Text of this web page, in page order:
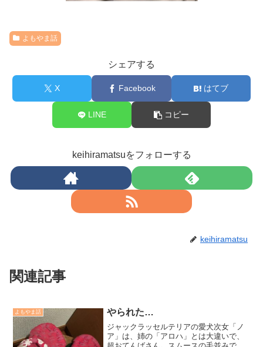
よもやま話
シェアする
X Facebook はてブ
LINE コピー
keihiramatsuをフォローする
keihiramatsu
関連記事
よもやま話 やられた…
ジャックラッセルテリアの愛犬次女「ノ
ア」は、姉の「アロハ」とは大違いで、